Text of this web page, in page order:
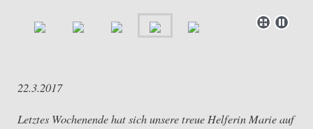
22.3.2017
Letztes Wochenende hat sich unsere treue Helferin Marie auf